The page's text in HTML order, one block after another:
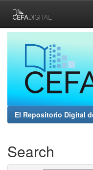
navigation
El Repositorio Digital
Search